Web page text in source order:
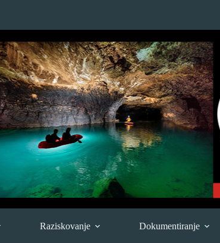
Raziskovanje Dokumentiranje